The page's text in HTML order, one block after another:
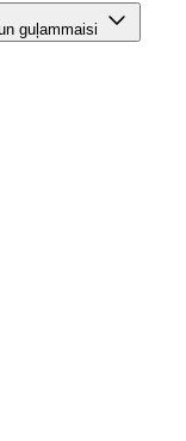
guļammaisi